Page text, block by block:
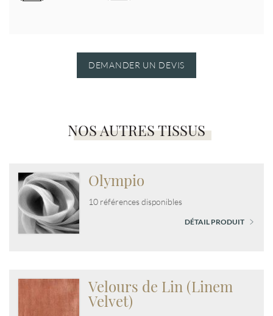
DEMANDER UN DEVIS
NOS AUTRES TISSUS
Olympio
10 références disponibles
DÉTAIL PRODUIT
Velours de Lin (Linem
Velvet)